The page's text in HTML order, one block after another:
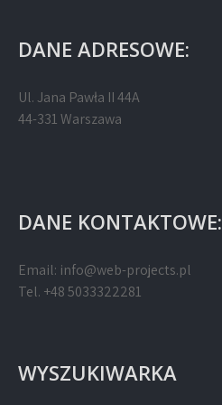
DANE ADRESOWE:
Ul. Jana Pawła II 44A
44-331 Warszawa
DANE KONTAKTOWE:
Email: info@web-projects.pl
Tel. +48 5033322281
WYSZUKIWARKA